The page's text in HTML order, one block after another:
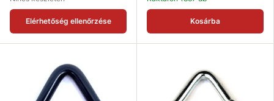
Elérhetőség ellenőrzése Kosárba